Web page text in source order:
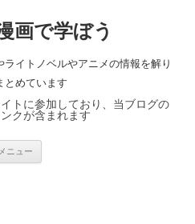
画で学ぼう
イトノベルやアニメの情報を解り
とめています
トに参加しており、当ブログの
クが含まれます
メニュー